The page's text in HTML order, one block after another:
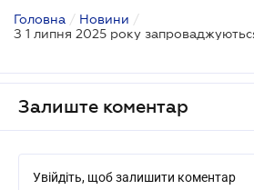
Головна / Новини /
Залиште коментар
Увійдіть, щоб залишити коментар